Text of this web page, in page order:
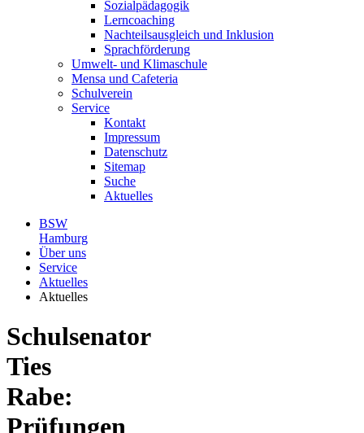
Sozialpädagogik
Lerncoaching
Nachteilsausgleich und Inklusion
Sprachförderung
Umwelt- und Klimaschule
Mensa und Cafeteria
Schulverein
Service
Kontakt
Impressum
Datenschutz
Sitemap
Suche
Aktuelles
BSW
Hamburg
Über uns
Service
Aktuelles
Aktuelles
Schulsenator
Ties
Rabe:
Prüfungen